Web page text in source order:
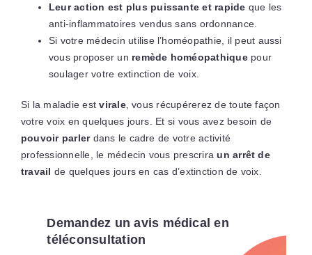
Leur action est plus puissante et rapide que les
anti-inflammatoires vendus sans ordonnance.
Si votre médecin utilise l’homéopathie, il peut aussi
vous proposer un remède homéopathiquepour
soulager votre extinction de voix.
Si la maladie estvirale, vous récupérerez de toute façon
votre voix en quelques jours. Et si vous avez besoin de
pouvoir parlerdans le cadre de votre activité
professionnelle, le médecin vous prescriraun arrêt de
travail de quelques jours en cas d’extinction de voix.
Demandez un avis médical en
téléconsultation